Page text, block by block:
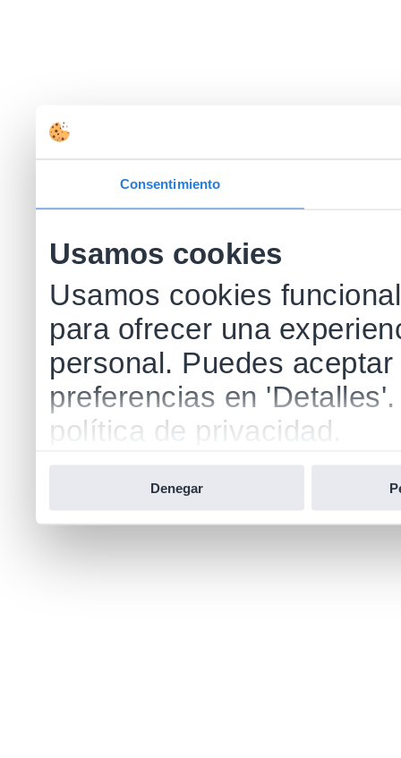
Consentimiento
Usamos cookies
Usamos cookies
para ofrecer una
personal. Puedes
preferencias en
política de privacidad.
Denegar